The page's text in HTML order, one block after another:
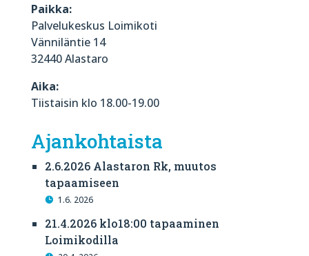
Paikka:
Palvelukeskus Loimikoti
Vänniläntie 14
32440 Alastaro
Aika:
Tiistaisin klo 18.00-19.00
Ajankohtaista
2.6.2026 Alastaron Rk, muutos
tapaamiseen
1.6. 2026
21.4.2026 klo18:00 tapaaminen
Loimikodilla